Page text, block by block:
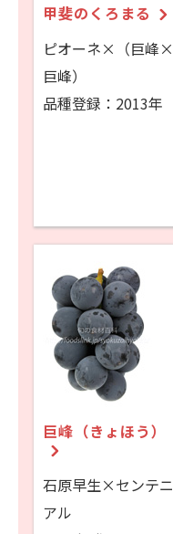
甲斐のくろまる
ピオーネ×（巨峰×
巨峰）
品種登録：2013年
巨峰（きょほう）
石原早生×センテニ
アル